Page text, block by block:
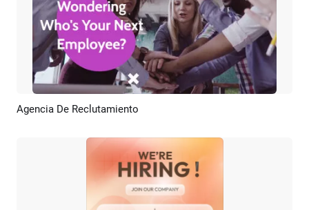
Previsualizar
Agencia De Reclutamiento